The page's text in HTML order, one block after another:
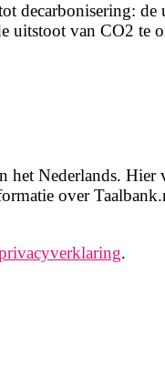
decarbonisering:
uitstoot van CO2 te
Nederlands.
over
.